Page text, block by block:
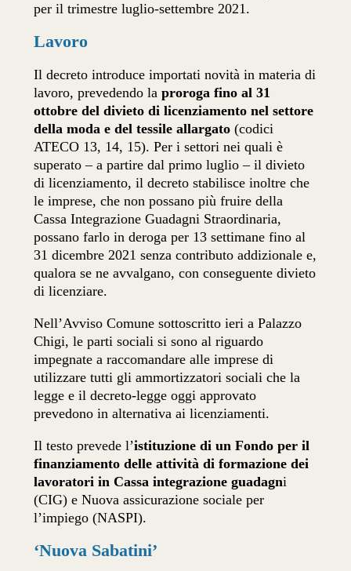
per il trimestre luglio-settembre 2021.
Lavoro
Il decreto introduce importati novità in materia di
lavoro, prevedendo laproroga fino al 31
ottobre del divieto di licenziamento nel settore
della moda e del tessile allargato (codici
ATECO 13, 14, 15). Per i settori nei quali è
superato – a partire dal primo luglio – il divieto
di licenziamento, il decreto stabilisce inoltre che
le imprese, che non possano più fruire della
Cassa Integrazione Guadagni Straordinaria,
possano farlo in deroga per 13 settimane fino al
31 dicembre 2021 senza contributo addizionale e,
qualora se ne avvalgano, con conseguente divieto
di licenziare.
Nell’Avviso Comune sottoscritto ieri a Palazzo
Chigi, le parti sociali si sono al riguardo
impegnate a raccomandare alle imprese di
utilizzare tutti gli ammortizzatori sociali che la
legge e il decreto-legge oggi approvato
prevedono in alternativa ai licenziamenti.
Il testo prevede l’istituzione di un Fondo per il
finanziamento delle attività di formazione dei
lavoratori in Cassa integrazione guadagni
(CIG) e Nuova assicurazione sociale per
l’impiego (NASPI).
‘Nuova Sabatini’